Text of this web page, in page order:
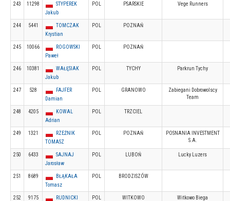
243 11298
STYPEREK
Jakub
POL PSARSKIE Vege Runners
244 5441
TOMCZAK
Krystian
POL POZNAŃ
245 10066
ROGOWSKI
Paweł
POL POZNAŃ
246 10381
WAŁĘSIAK
Jakub
POL TYCHY Parkrun Tychy
247 528
FAJFER
Damian
POL GRANOWO
Zabiegani Dobrowolscy
Team
248 4205
KOWAL
Adrian
POL TRZCIEL
249 1321
RZEŹNIK
TOMASZ
POL POZNAŃ
POSNANIA INVESTMENT
S.A.
250 6433
SAJNAJ
Jarosław
POL LUBOŃ Lucky Luzers
251 8689
BŁĄKAŁA
Tomasz
POL BRODZISZÓW
252 9175
RUDNICKI
POL WITKOWO Witkowo Biega